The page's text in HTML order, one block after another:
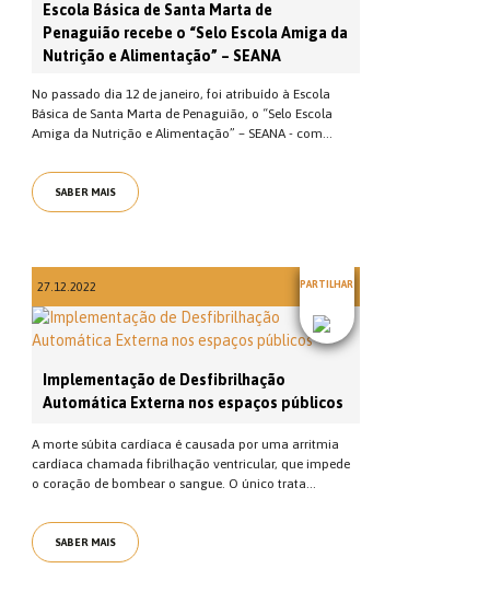
Escola Básica de Santa Marta de
Penaguião recebe o “Selo Escola Amiga da
Nutrição e Alimentação” – SEANA
No passado dia 12 de janeiro, foi atribuído à Escola
Básica de Santa Marta de Penaguião, o “Selo Escola
Amiga da Nutrição e Alimentação” – SEANA - com...
SABER MAIS
27.12.2022 PARTILHAR
Implementação de Desfibrilhação
Automática Externa nos espaços públicos
A morte súbita cardíaca é causada por uma arritmia
cardíaca chamada fibrilhação ventricular, que impede
o coração de bombear o sangue. O único trata...
SABER MAIS